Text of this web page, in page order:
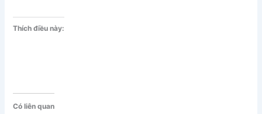
Thích điều này:
Có liên quan